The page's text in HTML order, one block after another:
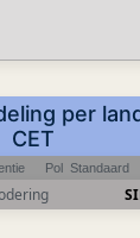
per
CET
Pol Standaard